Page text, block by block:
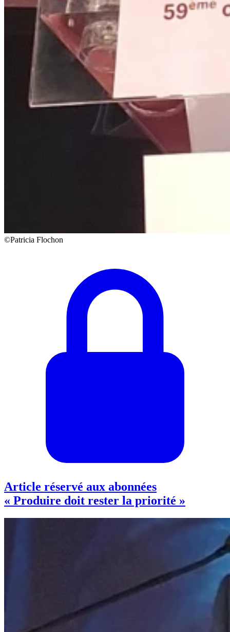
©Patricia Flochon
Article réservé aux abonnées
« Produire doit rester la priorité »